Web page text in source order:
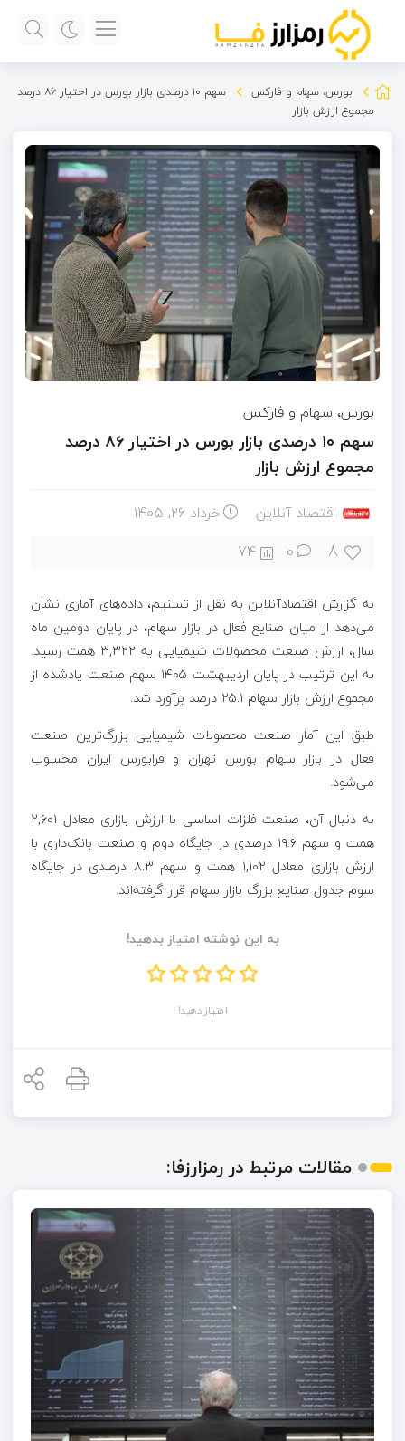
بورس، سهام و فارکس
سهم ۱۰ درصدی بازار بورس در اختیار ۸۶ درصد
مجموع ارزش بازار
بورس، سهام و فارکس
سهم ۱۰ درصدی بازار بورس در اختیار ۸۶ درصد
مجموع ارزش بازار
اقتصاد آنلاین خرداد ۲۶, ۱۴۰۵
8
0
74
به گزارش اقتصادآنلاین به نقل از تسنیم، داده‌های آماری نشان
می‌دهد از میان صنایع فعال در بازار سهام، در پایان دومین ماه
سال، ارزش صنعت محصولات شیمیایی به ۳,۳۲۲ همت رسید.
به این ترتیب در پایان اردیبهشت ۱۴۰۵ سهم صنعت یادشده از
مجموع ارزش بازار سهام ۲۵.۱ درصد برآورد شد.
طبق این آمار صنعت محصولات شیمیایی بزرگ‌ترین صنعت
فعال در بازار سهام بورس تهران و فرابورس ایران محسوب
می‌شود.
به دنبال آن، صنعت فلزات اساسی با ارزش بازاری معادل ۲,۶۰۱
همت و سهم ۱۹.۶ درصدی در جایگاه دوم و صنعت بانک‌داری با
ارزش بازاری معادل ۱,۱۰۲ همت و سهم ۸.۳ درصدی در جایگاه
سوم جدول صنایع بزرگ بازار سهام قرار گرفته‌اند.
به این نوشته امتیاز بدهید!
امتیاز دهید!
مقالات مرتبط در رمزارزفا: